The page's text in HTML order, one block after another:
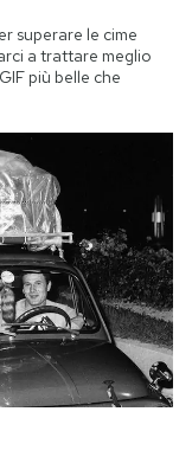
superare le cime
a trattare meglio
più belle che